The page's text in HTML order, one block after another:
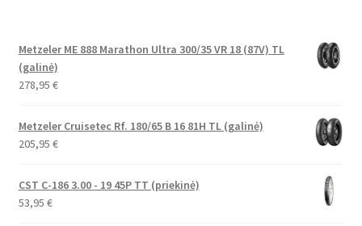
Metzeler ME 888 Marathon Ultra 300/35 VR 18 (87V) TL
(galinė)
278,95 €
Metzeler Cruisetec Rf. 180/65 B 16 81H TL (galinė)
205,95 €
CST C-186 3.00 - 19 45P TT (priekinė)
53,95 €